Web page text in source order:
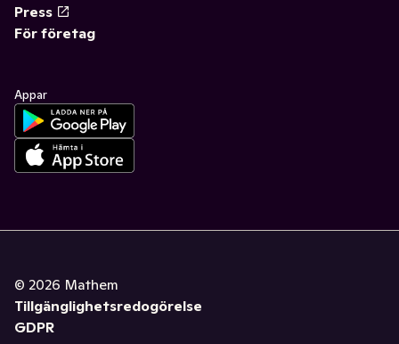
Press
För företag
Appar
© 2026 Mathem
Tillgänglighetsredogörelse
GDPR